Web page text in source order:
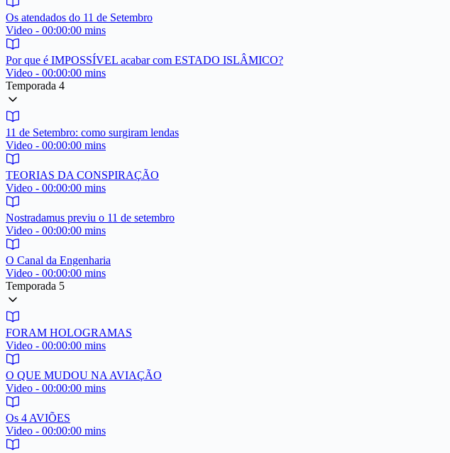
Os atendados do 11 de Setembro
Video - 00:00:00 mins
Por que é IMPOSSÍVEL acabar com ESTADO ISLÂMICO?
Video - 00:00:00 mins
Temporada 4
11 de Setembro: como surgiram lendas
Video - 00:00:00 mins
TEORIAS DA CONSPIRAÇÃO
Video - 00:00:00 mins
Nostradamus previu o 11 de setembro
Video - 00:00:00 mins
O Canal da Engenharia
Video - 00:00:00 mins
Temporada 5
FORAM HOLOGRAMAS
Video - 00:00:00 mins
O QUE MUDOU NA AVIAÇÃO
Video - 00:00:00 mins
Os 4 AVIÕES
Video - 00:00:00 mins